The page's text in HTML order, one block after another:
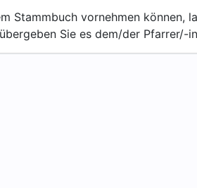
Stammbuch vornehmen
Sie es dem/der Pfarrer/-